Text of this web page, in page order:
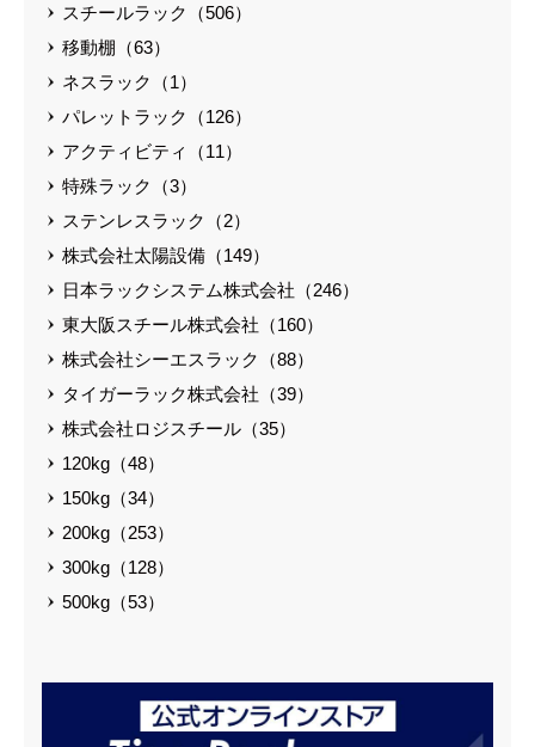
スチールラック（506）
移動棚（63）
ネスラック（1）
パレットラック（126）
アクティビティ（11）
特殊ラック（3）
ステンレスラック（2）
株式会社太陽設備（149）
日本ラックシステム株式会社（246）
東大阪スチール株式会社（160）
株式会社シーエスラック（88）
タイガーラック株式会社（39）
株式会社ロジスチール（35）
120kg（48）
150kg（34）
200kg（253）
300kg（128）
500kg（53）